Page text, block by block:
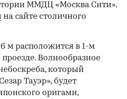
ММДЦ «Москва Сити».
на сайте столичного
м расположится в 1-м
Волнообразное
который
Тауэр», будет
оригами,